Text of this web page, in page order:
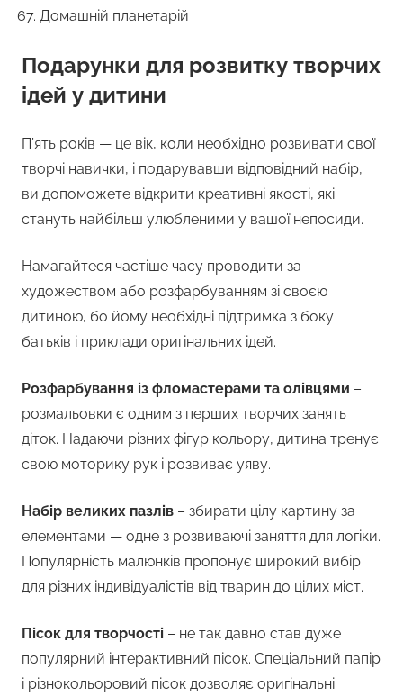
Домашній планетарій
Подарунки для розвитку творчих
ідей у дитини
П’ять років — це вік, коли необхідно розвивати свої
творчі навички, і подарувавши відповідний набір,
ви допоможете відкрити креативні якості, які
стануть найбільш улюбленими у вашої непосиди.
Намагайтеся частіше часу проводити за
художеством або розфарбуванням зі своєю
дитиною, бо йому необхідні підтримка з боку
батьків і приклади оригінальних ідей.
Розфарбування із фломастерами та олівцями –
розмальовки є одним з перших творчих занять
діток. Надаючи різних фігур кольору, дитина тренує
свою моторику рук і розвиває уяву.
Набір великих пазлів – збирати цілу картину за
елементами — одне з розвиваючі заняття для логіки.
Популярність малюнків пропонує широкий вибір
для різних індивідуалістів від тварин до цілих міст.
Пісок для творчості – не так давно став дуже
популярний інтерактивний пісок. Спеціальний папір
і різнокольоровий пісок дозволяє оригінальні